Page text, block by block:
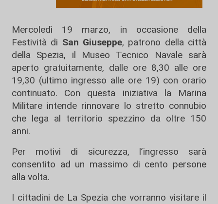
Mercoledì 19 marzo, in occasione della
Festività di San Giuseppe, patrono della città
della Spezia, il Museo Tecnico Navale sarà
aperto gratuitamente, dalle ore 8,30 alle ore
19,30 (ultimo ingresso alle ore 19) con orario
continuato. Con questa iniziativa la Marina
Militare intende rinnovare lo stretto connubio
che lega al territorio spezzino da oltre 150
anni.
Per motivi di sicurezza, l’ingresso sarà
consentito ad un massimo di cento persone
alla volta.
I cittadini de La Spezia che vorranno visitare il